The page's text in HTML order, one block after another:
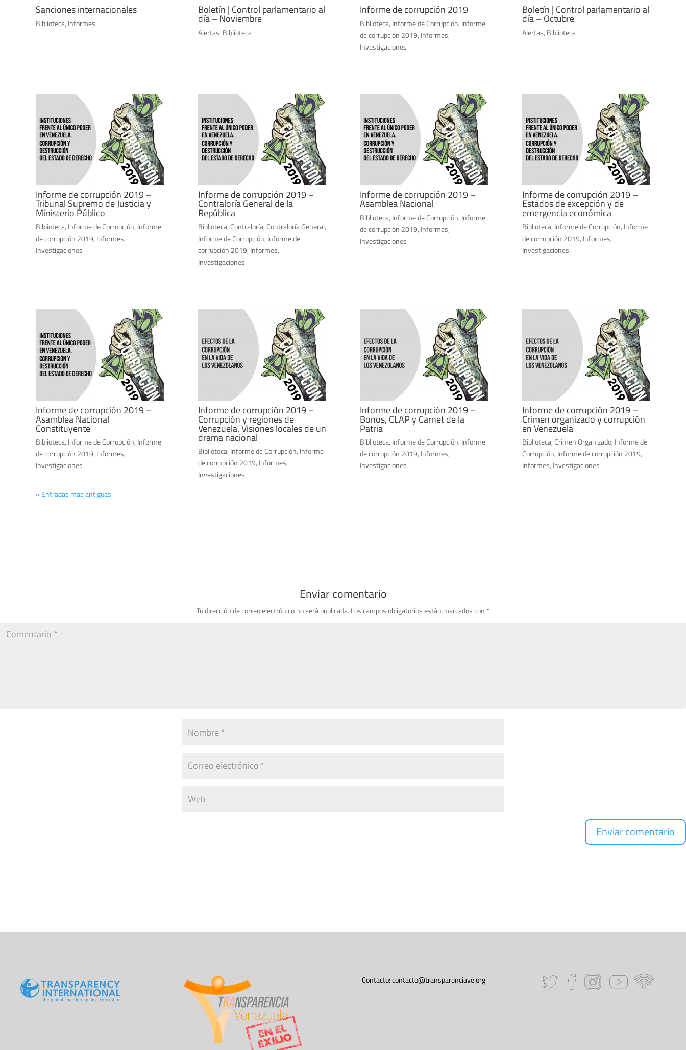
Sanciones internacionales
Biblioteca, Informes
Boletín | Control parlamentario al
día – Noviembre
Alertas, Biblioteca
Informe de corrupción 2019
Biblioteca, Informe de Corrupción, Informe
de corrupción 2019, Informes,
Investigaciones
Boletín | Control parlamentario al
día – Octubre
Alertas, Biblioteca
Informe de corrupción 2019 –
Tribunal Supremo de Justicia y
Ministerio Público
Biblioteca, Informe de Corrupción, Informe
de corrupción 2019, Informes,
Investigaciones
Informe de corrupción 2019 –
Contraloría General de la
República
Biblioteca,Contraloría,Contraloría General,
Informe de Corrupción, Informe de
corrupción 2019, Informes,
Investigaciones
Informe de corrupción 2019 –
Asamblea Nacional
Biblioteca, Informe de Corrupción, Informe
de corrupción 2019, Informes,
Investigaciones
Informe de corrupción 2019 –
Estados de excepción y de
emergencia económica
Biblioteca, Informe de Corrupción, Informe
de corrupción 2019, Informes,
Investigaciones
Informe de corrupción 2019 –
Asamblea Nacional
Constituyente
Biblioteca, Informe de Corrupción, Informe
de corrupción 2019, Informes,
Investigaciones
Informe de corrupción 2019 –
Corrupción y regiones de
Venezuela. Visiones locales de un
drama nacional
Biblioteca, Informe de Corrupción, Informe
de corrupción 2019, Informes,
Investigaciones
Informe de corrupción 2019 –
Bonos, CLAP y Carnet de la
Patria
Biblioteca, Informe de Corrupción, Informe
de corrupción 2019, Informes,
Investigaciones
Informe de corrupción 2019 –
Crimen organizado y corrupción
en Venezuela
Biblioteca,Crimen Organizado, Informe de
Corrupción, Informe de corrupción 2019,
Informes, Investigaciones
« Entradas más antiguas
Enviar comentario
Tu dirección de correo electrónico no será publicada. Los campos obligatorios están marcados con *
Contacto:contacto@transparenciave.org